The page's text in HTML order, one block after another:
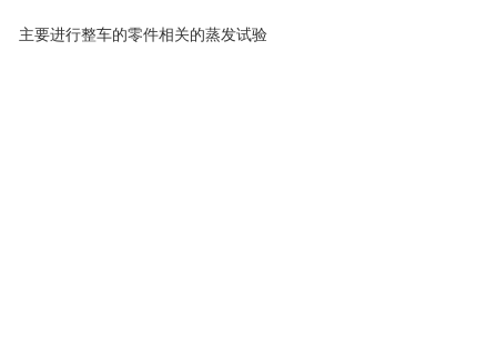
主要进行整车的零件相关的蒸发试验